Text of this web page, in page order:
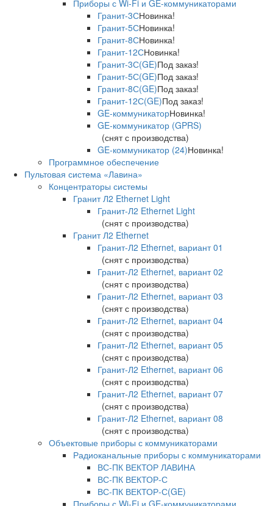
Приборы с Wi-Fi и GE-коммуникаторами
Гранит-3СНовинка!
Гранит-5СНовинка!
Гранит-8СНовинка!
Гранит-12СНовинка!
Гранит-3С(GE)Под заказ!
Гранит-5С(GE)Под заказ!
Гранит-8С(GE)Под заказ!
Гранит-12С(GE)Под заказ!
GE-коммуникаторНовинка!
GE-коммуникатор (GPRS)
(снят с производства)
GE-коммуникатор (24)Новинка!
Программное обеспечение
Пультовая система «Лавина»
Концентраторы системы
Гранит Л2 Ethernet Light
Гранит-Л2 Ethernet Light
(снят с производства)
Гранит Л2 Ethernet
Гранит-Л2 Ethernet, вариант 01
(снят с производства)
Гранит-Л2 Ethernet, вариант 02
(снят с производства)
Гранит-Л2 Ethernet, вариант 03
(снят с производства)
Гранит-Л2 Ethernet, вариант 04
(снят с производства)
Гранит-Л2 Ethernet, вариант 05
(снят с производства)
Гранит-Л2 Ethernet, вариант 06
(снят с производства)
Гранит-Л2 Ethernet, вариант 07
(снят с производства)
Гранит-Л2 Ethernet, вариант 08
(снят с производства)
Объектовые приборы с коммуникаторами
Радиоканальные приборы с коммуникаторами
ВС-ПК ВЕКТОР ЛАВИНА
ВС-ПК ВЕКТОР-С
ВС-ПК ВЕКТОР-С(GE)